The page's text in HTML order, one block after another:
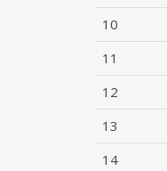
10
11
12
13
14